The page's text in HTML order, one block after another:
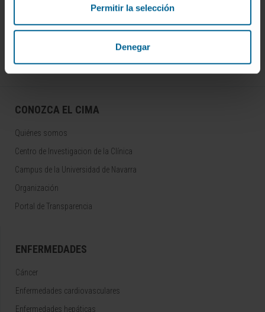
Permitir la selección
Denegar
SUSCRIBIRSE
CONOZCA EL CIMA
Quiénes somos
Centro de Investigacion de la Clínica
Campus de la Universidad de Navarra
Organización
Portal de Transparencia
ENFERMEDADES
Cáncer
Enfermedades cardiovasculares
Enfermedades hepáticas